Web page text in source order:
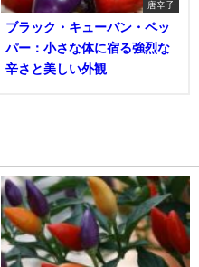
唐辛子
ブラック・キューバン・ペッ
パー：小さな体に宿る強烈な
辛さと美しい外観